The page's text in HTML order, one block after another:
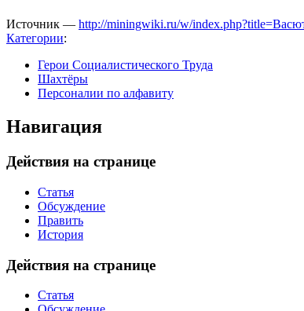
Источник — http://miningwiki.ru/w/
Категории:
Герои Социалистического Труда
Шахтёры
Персоналии по алфавиту
Навигация
Действия на странице
Статья
Обсуждение
Править
История
Действия на странице
Статья